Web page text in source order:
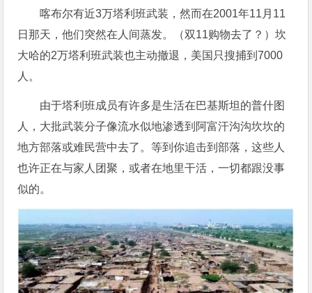
喀布尔有近3万塔利班武装，然而在2001年11月11
日那天，他们突然在人间蒸发。（双11购物去了？）坎
大哈的2万塔利班武装也主动撤退，美国只搜捕到7000
人。
由于塔利班成员有许多是生活在巴基斯坦的普什图
人，大批武装分子像流水似地渗透到阿富汗沟沟坎坎的
地方部落或难民营中去了。等到你追击到部落，这些人
也许正在与家人团聚，或者在地里干活，一切都跟没事
似的。